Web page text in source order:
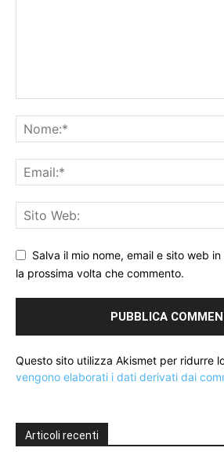
Salva il mio nome, email e sito web
la prossima volta che commento.
Questo sito utilizza Akismet per ridurre
vengono elaborati i dati derivati dai
Articoli recenti